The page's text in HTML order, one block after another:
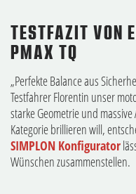
TESTFAZIT VON
PMAX TQ
„Perfekte Balance aus
Testfahrer Florentin unser
starke Geometrie und
Kategorie brillieren will,
SIMPLON Konfigurator
Wünschen zusammenstellen.